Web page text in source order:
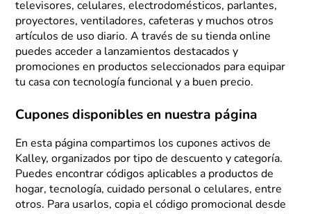
televisores, celulares, electrodomésticos, parlantes,
proyectores, ventiladores, cafeteras y muchos otros
artículos de uso diario. A través de su tienda online
puedes acceder a lanzamientos destacados y
promociones en productos seleccionados para equipar
tu casa con tecnología funcional y a buen precio.
Cupones disponibles en nuestra página
En esta página compartimos los cupones activos de
Kalley, organizados por tipo de descuento y categoría.
Puedes encontrar códigos aplicables a productos de
hogar, tecnología, cuidado personal o celulares, entre
otros. Para usarlos, copia el código promocional desde